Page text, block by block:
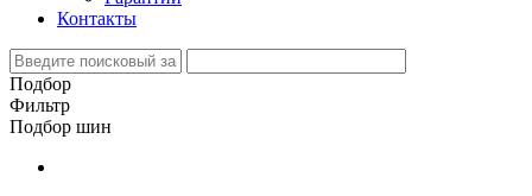
Контакты
Подбор
Фильтр
Подбор шин